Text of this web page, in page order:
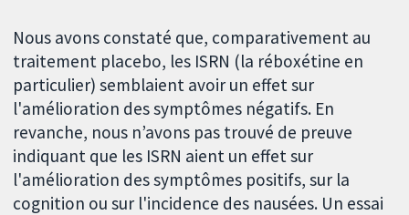
Nous avons constaté que, comparativement au
traitement placebo, les ISRN (la réboxétine en
particulier) semblaient avoir un effet sur
l'amélioration des symptômes négatifs. En
revanche, nous n’avons pas trouvé de preuve
indiquant que les ISRN aient un effet sur
l'amélioration des symptômes positifs, sur la
cognition ou sur l'incidence des nausées. Un essai